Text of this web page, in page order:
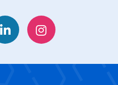
LinkedInInstagram